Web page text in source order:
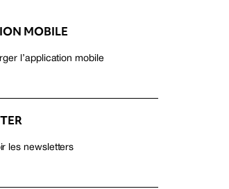
MOBILE
l’application mobile
les newsletters